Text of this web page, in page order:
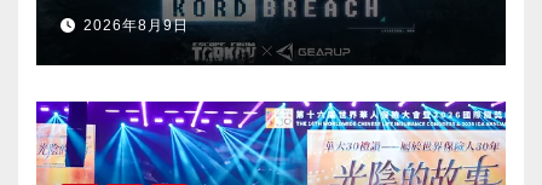
2026年8月9日